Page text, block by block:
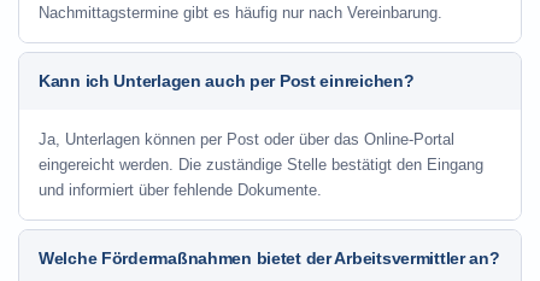
Nachmittagstermine gibt es häufig nur nach Vereinbarung.
Kann ich Unterlagen auch per Post einreichen?
Ja, Unterlagen können per Post oder über das Online-Portal
eingereicht werden. Die zuständige Stelle bestätigt den Eingang
und informiert über fehlende Dokumente.
Welche Fördermaßnahmen bietet der Arbeitsvermittler an?